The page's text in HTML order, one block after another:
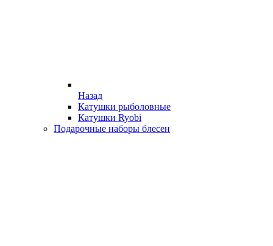
Назад
Катушки рыболовные
Катушки Ryobi
Подарочные наборы блесен